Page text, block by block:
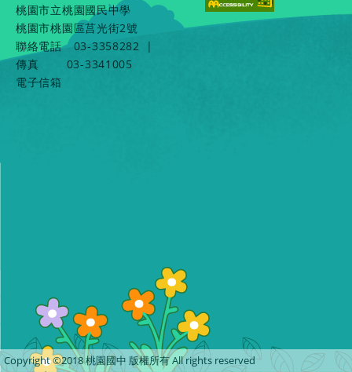
桃園市立桃園國民中學
桃園市桃園區莒光街2號
聯絡電話
03-3358282
|
傳真
03-3341005
電子信箱
Copyright ©2018 桃園國中 版權所有 All rights reserved